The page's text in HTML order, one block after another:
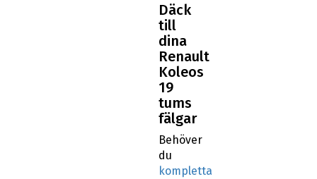
Däck
till
dina
Renault
Koleos
19
tums
fälgar
Behöver
du
kompletta